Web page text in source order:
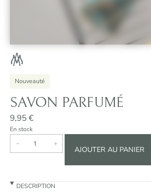
Nouveauté
SAVON PARFUMÉ
9,95€
En stock
i
− +
AJOUTER AU PANIER
DESCRIPTION